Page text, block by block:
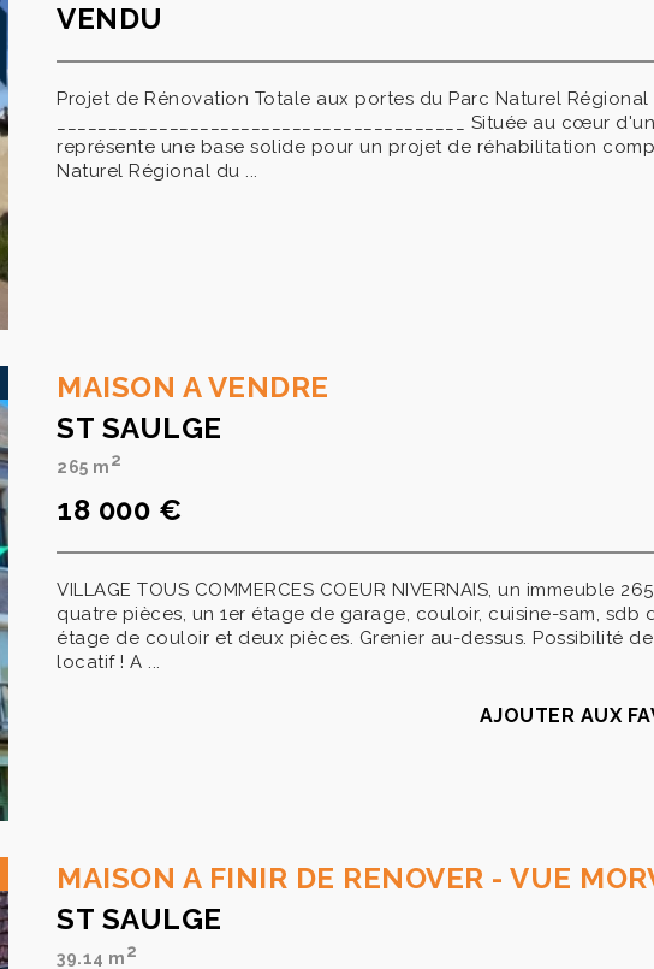
VENDU
Projet de Rénovation Totale aux portes du Parc Naturel Régional
________________________________________ Située au cœur
représente une base solide pour un projet de réhabilitation
Naturel Régional du ...
MAISON A VENDRE
ST SAULGE
265 m2
18 000 €
VILLAGE TOUS COMMERCES COEUR NIVERNAIS, un immeuble
quatre pièces, un 1er étage de garage, couloir, cuisine-sam, sdb
étage de couloir et deux pièces. Grenier au-dessus. Possibilité
locatif ! A ...
AJOUTER AUX
MAISON A FINIR DE RENOVER - VUE
ST SAULGE
39.14 m2